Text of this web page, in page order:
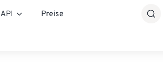
API Preise